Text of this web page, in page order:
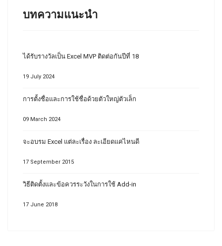
บทความแนะนำ
ได้รับรางวัลเป็น Excel MVP ติดต่อกันปีที่ 18
19 July 2024
การตั้งชื่อและการใช้ชื่อด้วยตัวใหญ่ตัวเล็ก
09 March 2024
จะอบรม Excel แต่ละเรื่อง ละเอียดแค่ไหนดี
17 September 2015
วิธีติดตั้งและข้อควรระวังในการใช้ Add-in
17 June 2018